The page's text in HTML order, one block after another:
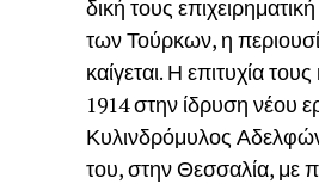
δική τους
των Τούρκων, η
καίγεται. Η επιτυχία
1914 στην ίδρυση νέου
Κυλινδρόμυλος
του, στην Θεσσαλία, με